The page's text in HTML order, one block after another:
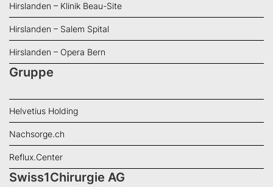
Hirslanden – Klinik Beau-Site
Hirslanden – Salem Spital
Hirslanden – Opera Bern
Gruppe
Helvetius Holding
Nachsorge.ch
Reflux.Center
Swiss1Chirurgie AG